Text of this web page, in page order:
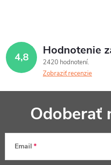
4,8 Hodnotenie
2420 hodnotení
Zobraziť recenzie
p
ä
Odoberať
Email